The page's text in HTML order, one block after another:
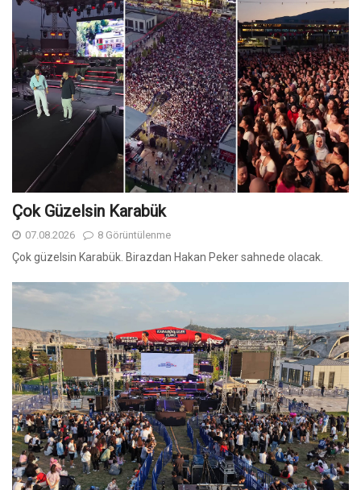
Çok Güzelsin Karabük
07.08.2026 8 Görüntülenme
Çok güzelsin Karabük. Birazdan Hakan Peker sahnede olacak.